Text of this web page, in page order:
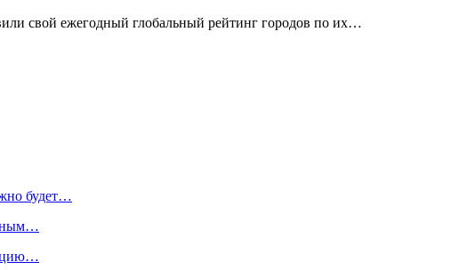
свой ежегодный глобальный рейтинг городов по их…
будет…